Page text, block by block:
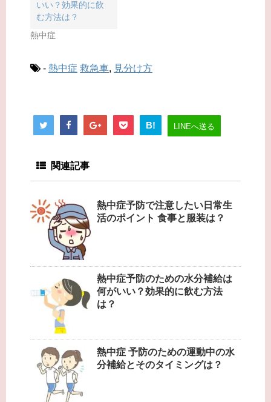
いい？効果的に飲
む方法は？
熱中症
- 熱中症 救急車, 見分け方
B! LINEへ送る
関連記事
熱中症予防で注意したい日常生
活のポイント 食事と服装は？
熱中症予防のための水分補給は
何がいい？効果的に飲む方法
は？
熱中症 予防のための運動中の水
分補給とそのタイミングは？